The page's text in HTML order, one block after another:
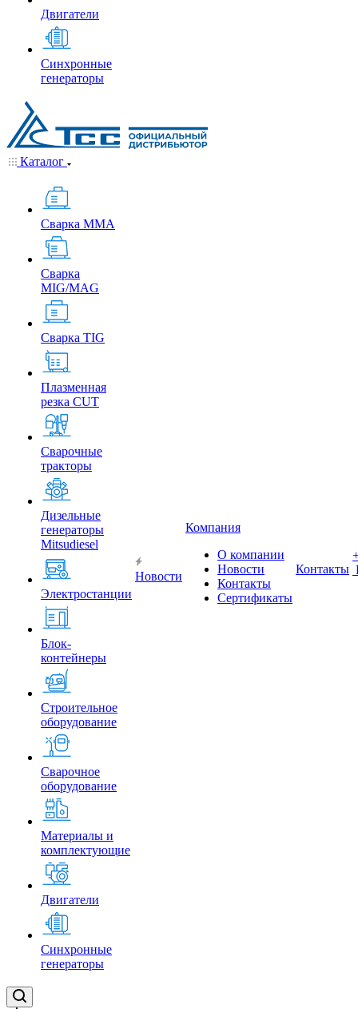
Двигатели
Синхронные
генераторы
Каталог
Сварка MMA
Сварка
MIG/MAG
Сварка TIG
Плазменная
резка CUT
Сварочные
тракторы
Дизельные
генераторы
Mitsudiesel
Электростанции
Блок-
контейнеры
Строительное
оборудование
Сварочное
оборудование
Материалы и
комплектующие
Двигатели
Синхронные
генераторы
Новости
Компания
О компании
Новости
Контакты
Сертификаты
Контакты